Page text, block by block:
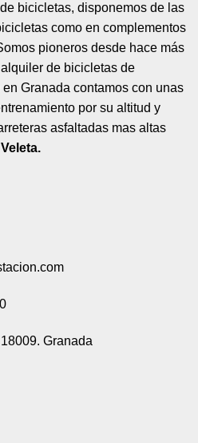
bicicletas, disponemos de las
como en complementos
pioneros desde hace más
de bicicletas de
Granada contamos con unas
por su altitud y
asfaltadas mas altas
Granada